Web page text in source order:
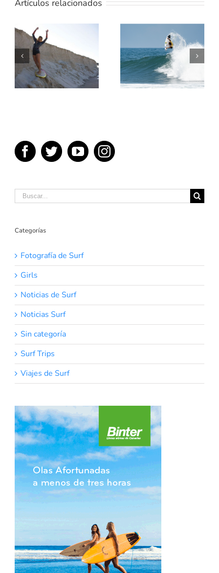
Artículos relacionados
5 MEJORES
PELICULAS
DE SURF
TE
ENSEÑAMOS
UN POCO
SOBRE
TÉRMINOS
Buscar:
Categorías
Fotografía de Surf
Girls
Noticias de Surf
Noticias Surf
Sin categoría
Surf Trips
Viajes de Surf